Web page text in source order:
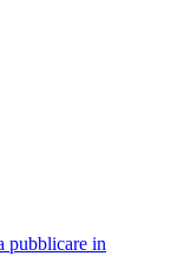
pubblicare in